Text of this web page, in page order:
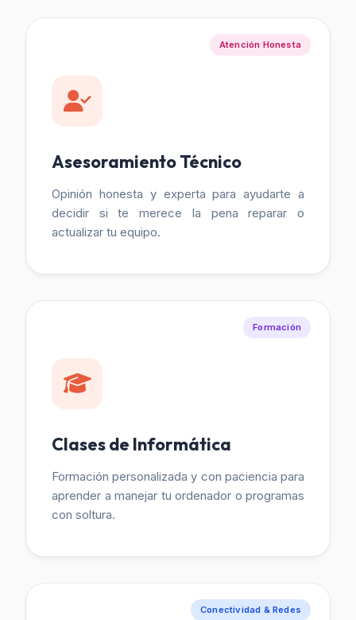
Atención Honesta
Asesoramiento Técnico
Opinión honesta y experta para ayudarte a
decidir si te merece la pena reparar o
actualizar tu equipo.
Formación
Clases de Informática
Formación personalizada y con paciencia para
aprender a manejar tu ordenador o programas
con soltura.
Conectividad & Redes